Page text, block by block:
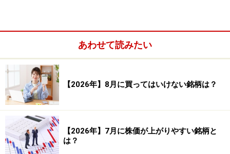
あわせて読みたい
【2026年】8月に買ってはいけない銘柄は？
【2026年】7月に株価が上がりやすい銘柄と
は？